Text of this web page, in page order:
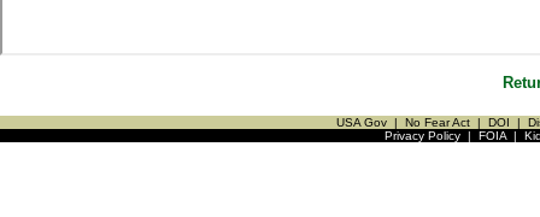
USA Gov | No Fear Act | DOI |
Privacy Policy| FOIA|